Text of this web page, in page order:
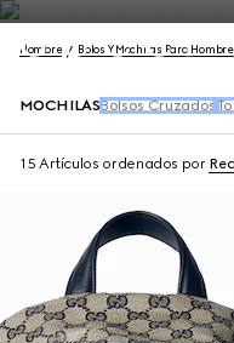
Hombre Bolos Y Mochilas Para Hombre
MOCHILAS Bolsos Cruzados
15 Artículos ordenados por